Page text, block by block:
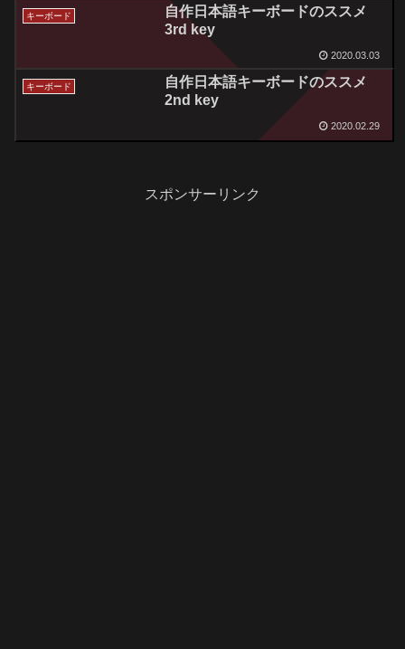
キーボード
自作日本語キーボードのススメ
3rd key
2020.03.03
キーボード
自作日本語キーボードのススメ
2nd key
2020.02.29
スポンサーリンク